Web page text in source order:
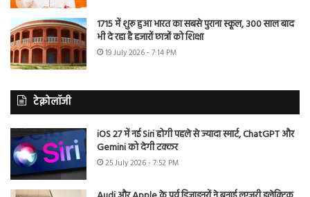
1715 में शुरू हुआ भारत का सबसे पुराना स्कूल, 300 साल बाद
भी दे रहा है हजारों छात्रों को शिक्षा
19 July 2026 - 7:14 PM
टेक्नोलॉजी
iOS 27 में नई Siri होगी पहले से ज्यादा स्मार्ट, ChatGPT और
Gemini को देगी टक्कर
25 July 2026 - 7:52 PM